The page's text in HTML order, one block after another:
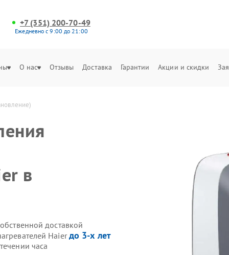
+7 (351) 200-70-49
Ежедневно с 9:00 до 21:00
О нас Отзывы Доставка Гарантии Акции и скидки
в
доставкой
Haierдо 3-х лет
часа